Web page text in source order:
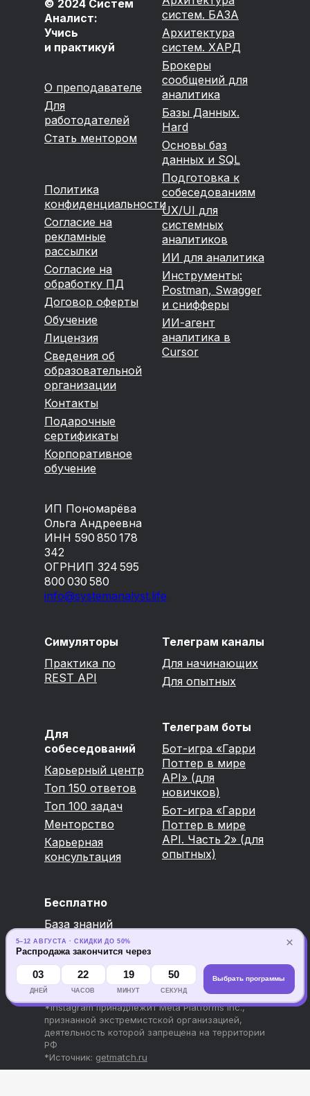
5–12 АВГУСТА · СКИДКИ ДО 50%
Распродажа закончится через
03
ДНЕЙ
22
ЧАСОВ
19
МИНУТ
50
СЕКУНД
Выбрать программы
×
© 2024 Систем
Аналист:
Учись
и практикуй
О преподавателе
Для
работодателей
Стать ментором
Политика
конфиденциальности
Согласие на
рекламные
рассылки
Согласие на
обработку ПД
Договор оферты
Обучение
Лицензия
Сведения об
образовательной
организации
Контакты
Подарочные
сертификаты
Корпоративное
обучение
ИП Пономарёва
Ольга Андреевна
ИНН 590 850 178
342
ОГРНИП 324 595
800 030 580
info@systemanalyst.life
систем. БАЗА
Архитектура
систем. ХАРД
Брокеры
сообщений для
аналитика
Базы Данных.
Hard
Основы баз
данных и SQL
Подготовка к
собеседованиям
UX/UI для
системных
аналитиков
ИИ для аналитика
Инструменты:
Postman, Swagger
и снифферы
ИИ-агент
аналитика в
Cursor
Симуляторы
Практика по
REST API
Для
собеседований
Карьерный центр
Топ 150 ответов
Топ 100 задач
Менторство
Карьерная
консультация
Бесплатно
База знаний
Вебинары
Телеграм каналы
Для начинающих
Для опытных
Телеграм боты
Бот-игра «Гарри
Поттер в мире
API» (для
новичков)
Бот-игра «Гарри
Поттер в мире
API. Часть 2» (для
опытных)
*Instagram принадлежит Meta Platforms Inc.,
признанной экстремистской организацией,
деятельность которой запрещена на территории
РФ
*Источник: getmatch.ru